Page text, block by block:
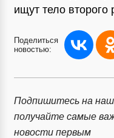
ищут тело второго
Поделиться
новостью:
Подпишитесь на
получайте самые
новости первым